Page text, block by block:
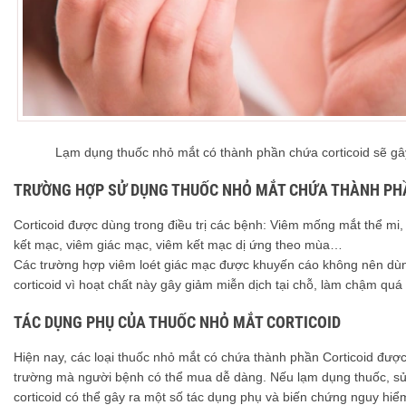
Lạm dụng thuốc nhỏ mắt có thành phần chứa corticoid sẽ
TRƯỜNG HỢP SỬ DỤNG THUỐC NHỎ MẮT CHỨA THÀNH
Corticoid được dùng trong điều trị các bệnh: Viêm mống mắt thể mi,
kết mạc, viêm giác mạc, viêm kết mạc dị ứng theo mùa…
Các trường hợp viêm loét giác mạc được khuyến cáo không nên
corticoid vì hoạt chất này gây giảm miễn dịch tại chỗ, làm chậm
TÁC DỤNG PHỤ CỦA THUỐC NHỎ MẮT CORTICOID
Hiện nay, các loại thuốc nhỏ mắt có chứa thành phần Corticoid
trường mà người bệnh có thể mua dễ dàng. Nếu lạm dụng thuốc,
corticoid có thể gây ra một số tác dụng phụ và biến chứng nguy